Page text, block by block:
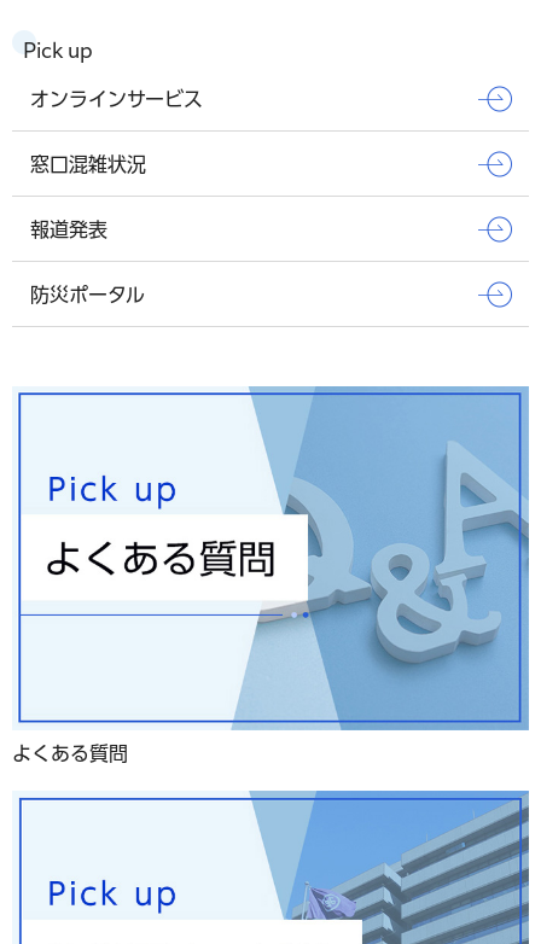
Pick up
オンラインサービス
窓口混雑状況
報道発表
防災ポータル
よくある質問